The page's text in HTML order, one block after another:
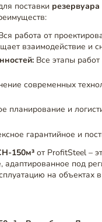
поставки
работа от
взаимодействие и
Все этапы
современных
планирование и
гарантийное и
150м³ от ProfitSteel –
адаптированное под
на объектах в